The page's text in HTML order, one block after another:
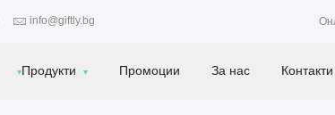
info@giftly.bg
Продукти Промоции За нас Контакти